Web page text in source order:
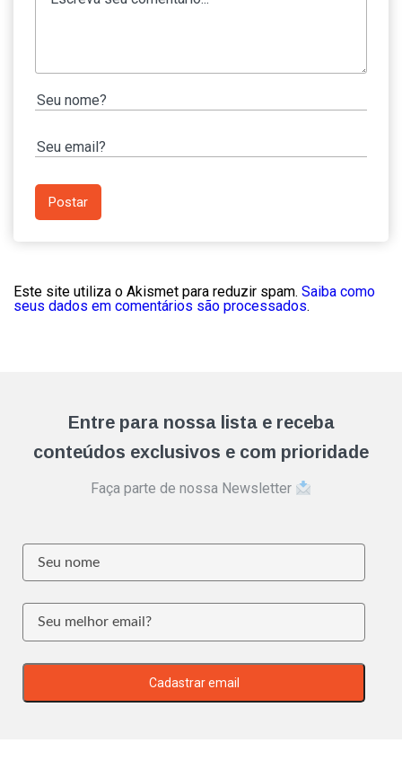
Este site utiliza o Akismet para reduzir spam. Saiba como
seus dados em comentários são processados.
Entre para nossa lista e receba
conteúdos exclusivos e com prioridade
Faça parte de nossa Newsletter
Cadastrar email